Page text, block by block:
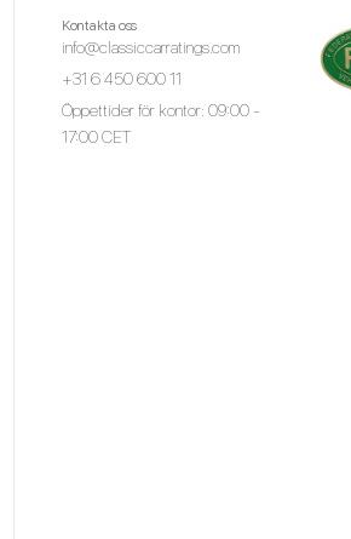
Kontakta oss
info@classiccarratings.com
+31 6 450 600 11
Öppettider för kontor: 09:00 -
17:00 CET